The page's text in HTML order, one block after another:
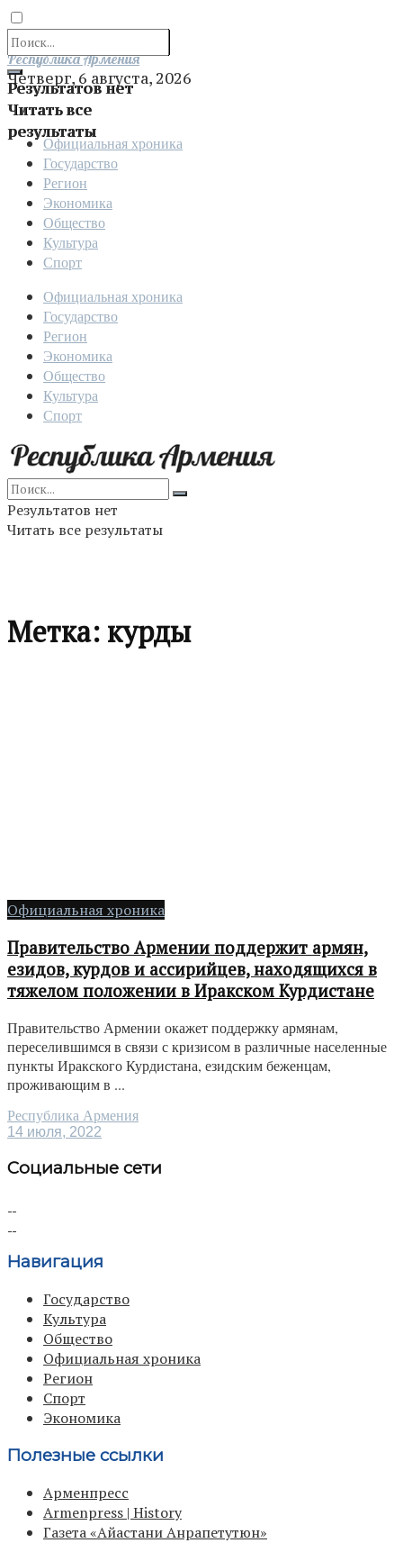
Результатов нет
Читать все
результаты
Отправить
Республика Армения
Четверг, 6 августа, 2026
Официальная хроника
Государство
Регион
Экономика
Общество
Культура
Спорт
Официальная хроника
Государство
Регион
Экономика
Общество
Культура
Спорт
Результатов нет
Читать все результаты
Метка: курды
Официальная хроника
Правительство Армении поддержит армян,
езидов, курдов и ассирийцев, находящихся в
тяжелом положении в Иракском Курдистане
Правительство Армении окажет поддержку армянам,
переселившимся в связи с кризисом в различные населенные
пункты Иракского Курдистана, езидским беженцам,
проживающим в ...
Республика Армения
14 июля, 2022
Социальные сети
Навигация
Государство
Культура
Общество
Официальная хроника
Регион
Спорт
Экономика
Полезные ссылки
Арменпресс
Armenpress | History
Газета «Айастани Анрапетутюн»